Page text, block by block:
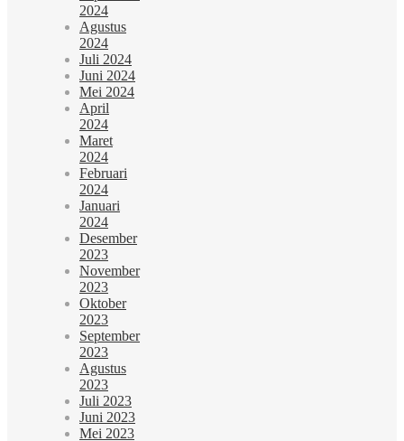
2024
Agustus
2024
Juli 2024
Juni 2024
Mei 2024
April
2024
Maret
2024
Februari
2024
Januari
2024
Desember
2023
November
2023
Oktober
2023
September
2023
Agustus
2023
Juli 2023
Juni 2023
Mei 2023